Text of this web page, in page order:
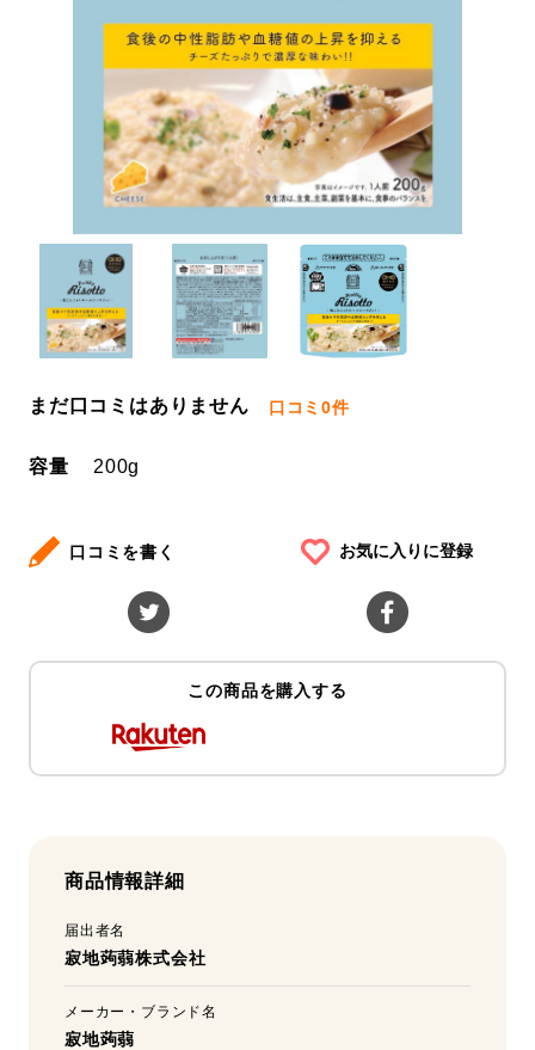
まだ口コミはありません 口コミ0件
容量 200g
口コミを書く お気に入りに登録
この商品を購入する
商品情報詳細
届出者名
寂地蒟蒻株式会社
メーカー・ブランド名
寂地蒟蒻